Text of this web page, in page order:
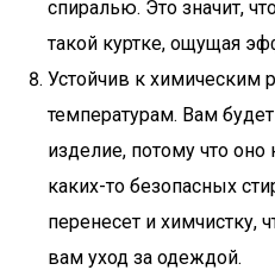
спиралью. Это значит,
такой куртке, ощущая
Устойчив к химическим
температурам. Вам
изделие, потому что
каких-то безопасных
перенесет и химчистку,
вам уход за одеждой.